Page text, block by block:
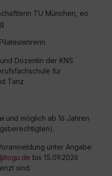
TU München, eo
Dozentin der KNS
für
Tanz
und möglich ab 16 Jahren
unter Angabe
bis 15.09.2026
sind.